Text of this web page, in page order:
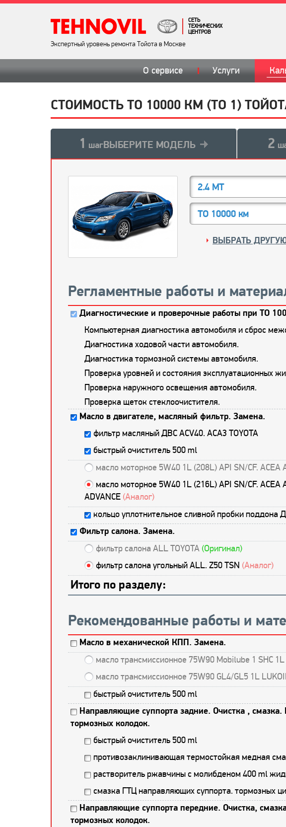
СЕТЬ
ТЕХНИЧЕСКИХ
ЦЕНТРОВ
Экспертный уровень ремонта Тойота в Москве
О сервисе Услуги
СТОИМОСТЬ ТО 10000 КМ (ТО 1)
1 шагВЫБЕРИТЕ МОДЕЛЬ 2
2.4 MT
ТО 10000 км
ВЫБРАТЬ
Регламентные работы и
Диагностические и проверочные работы при ТО
Компьютерная диагностика автомобиля и сброс
Диагностика ходовой части автомобиля.
Диагностика тормозной системы автомобиля.
Проверка уровней и состояния эксплуатационных
Проверка наружного освещения автомобиля.
Проверка щеток стеклоочистителя.
Масло в двигателе, масляный фильтр. Замена.
фильтр масляный ДВС ACV40. ACA3 TOYOTA
быстрый очиститель 500 ml
масло моторное 5W40 1L (208L) API SN/CF. ACEA
масло моторное 5W40 1L (216L) API SN/CF. ACEA
ADVANCE (Аналог)
кольцо уплотнительное сливной пробки поддона
Фильтр салона. Замена.
фильтр салона ALL TOYOTA (Оригинал)
фильтр салона угольный ALL. Z50 TSN (Аналог)
Итого по разделу:
Рекомендованные работы и
Масло в механической КПП. Замена.
масло трансмиссионное 75W90 Mobilube 1 SHC
масло трансмиссионное 75W90 GL4/GL5 1L
быстрый очиститель 500 ml
Направляющие суппорта задние. Очистка ,
тормозных колодок.
быстрый очиститель 500 ml
противозаклинивающая термостойкая медная
растворитель ржавчины с молибденом 400 ml
смазка ГТЦ направляющих суппорта. тормозных
Направляющие суппорта передние. Очистка,
тормозных колодок.